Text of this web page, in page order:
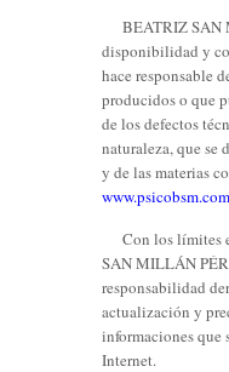
BEATRIZ SAN
disponibilidad y
hace responsable
producidos o que
de los defectos
naturaleza, que se
y de las materias
www.psicobsm.com
Con los límites
SAN MILLÁN
responsabilidad
actualización y
informaciones que
Internet.